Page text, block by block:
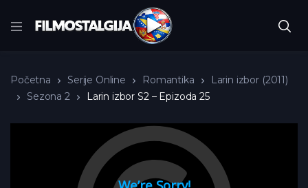
Početna Serije Online Romantika
Larin izbor (2011)
Sezona 2
Larin izbor S2 – Epizoda 25